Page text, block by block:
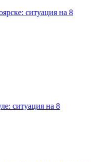
ситуация на 8
ситуация на 8